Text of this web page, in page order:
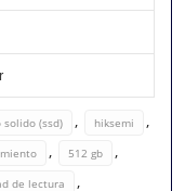
(ssd) , hiksemi ,
, 512 gb ,
de lectura ,